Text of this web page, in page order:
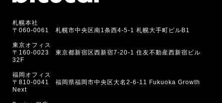
札幌本社
〒060-0061 札幌市中央区南1条西4-5-1 札幌大手町ビルB1
東京オフィス
〒160-0023 東京都新宿区西新宿7-20-1 住友不動産西新宿ビル
32F
福岡オフィス
〒810-0041 福岡県福岡市中央区大名2-6-11 Fukuoka Growth
Next